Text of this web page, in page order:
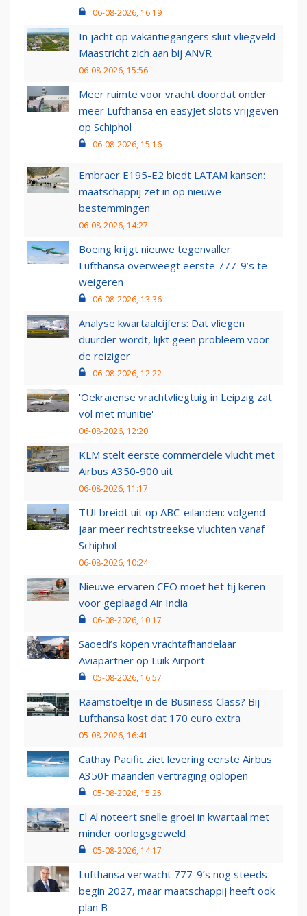
06-08-2026, 16:19
In jacht op vakantiegangers sluit vliegveld
Maastricht zich aan bij ANVR
06-08-2026, 15:56
Meer ruimte voor vracht doordat onder
meer Lufthansa en easyJet slots vrijgeven
op Schiphol
06-08-2026, 15:16
Embraer E195-E2 biedt LATAM kansen:
maatschappij zet in op nieuwe
bestemmingen
06-08-2026, 14:27
Boeing krijgt nieuwe tegenvaller:
Lufthansa overweegt eerste 777-9’s te
weigeren
06-08-2026, 13:36
Analyse kwartaalcijfers: Dat vliegen
duurder wordt, lijkt geen probleem voor
de reiziger
06-08-2026, 12:22
'Oekraïense vrachtvliegtuig in Leipzig zat
vol met munitie'
06-08-2026, 12:20
KLM stelt eerste commerciële vlucht met
Airbus A350-900 uit
06-08-2026, 11:17
TUI breidt uit op ABC-eilanden: volgend
jaar meer rechtstreekse vluchten vanaf
Schiphol
06-08-2026, 10:24
Nieuwe ervaren CEO moet het tij keren
voor geplaagd Air India
06-08-2026, 10:17
Saoedi’s kopen vrachtafhandelaar
Aviapartner op Luik Airport
05-08-2026, 16:57
Raamstoeltje in de Business Class? Bij
Lufthansa kost dat 170 euro extra
05-08-2026, 16:41
Cathay Pacific ziet levering eerste Airbus
A350F maanden vertraging oplopen
05-08-2026, 15:25
El Al noteert snelle groei in kwartaal met
minder oorlogsgeweld
05-08-2026, 14:17
Lufthansa verwacht 777-9’s nog steeds
begin 2027, maar maatschappij heeft ook
plan B